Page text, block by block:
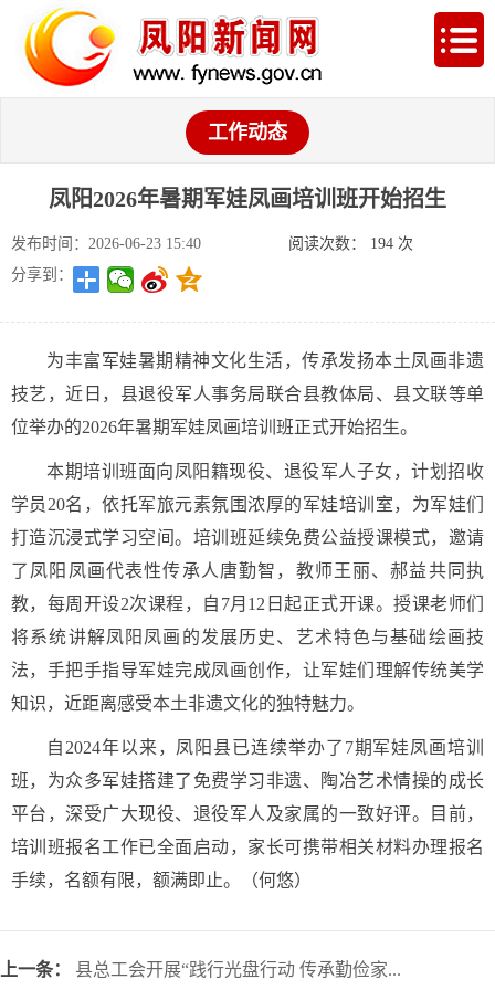
工作动态
凤阳2026年暑期军娃凤画培训班开始招生
发布时间：2026-06-23 15:40 阅读次数： 194 次
分享到：
为丰富军娃暑期精神文化生活，传承发扬本土凤画非遗
技艺，近日，县退役军人事务局联合县教体局、县文联等单
位举办的2026年暑期军娃凤画培训班正式开始招生。
本期培训班面向凤阳籍现役、退役军人子女，计划招收
学员20名，依托军旅元素氛围浓厚的军娃培训室，为军娃们
打造沉浸式学习空间。培训班延续免费公益授课模式，邀请
了凤阳凤画代表性传承人唐勤智，教师王丽、郝益共同执
教，每周开设2次课程，自7月12日起正式开课。授课老师们
将系统讲解凤阳凤画的发展历史、艺术特色与基础绘画技
法，手把手指导军娃完成凤画创作，让军娃们理解传统美学
知识，近距离感受本土非遗文化的独特魅力。
自2024年以来，凤阳县已连续举办了7期军娃凤画培训
班，为众多军娃搭建了免费学习非遗、陶冶艺术情操的成长
平台，深受广大现役、退役军人及家属的一致好评。目前，
培训班报名工作已全面启动，家长可携带相关材料办理报名
手续，名额有限，额满即止。
（何悠）
上一条： 县总工会开展“践行光盘行动 传承勤俭家...